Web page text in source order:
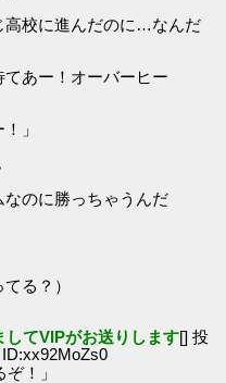
高校に進んだのに…なんだ
あー！オーバーヒー
」
のに勝っちゃうんだ
る？）
してVIPがお送りします[] 投
！」